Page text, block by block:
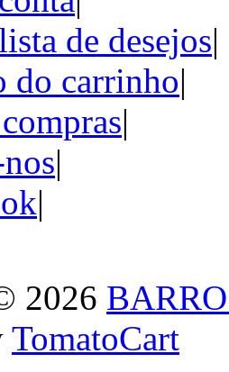
de desejos|
do carrinho|
|
|
|
2026
TomatoCart